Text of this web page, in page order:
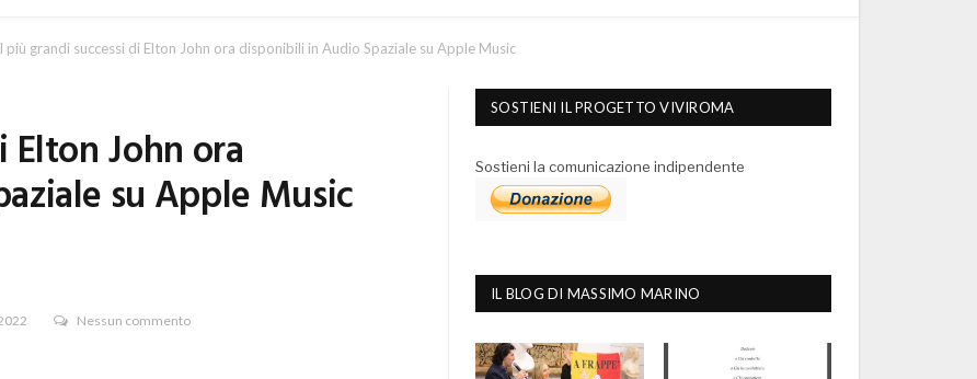
I più grandi successi di Elton John ora disponibili in Audio Spaziale su Apple Music
Elton John ora
su Apple Music
Nessun commento
SOSTIENI IL PROGETTO VIVIROMA
Sostieni la comunicazione indipendente
IL BLOG DI MASSIMO MARINO